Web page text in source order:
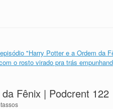
Fênix | Podcrent 122